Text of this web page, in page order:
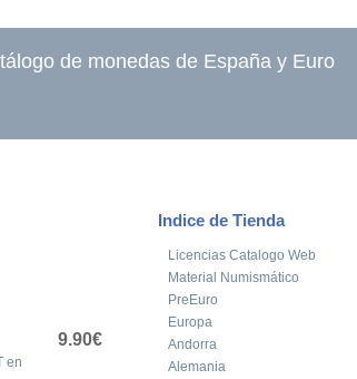
de monedas de España y Euro
9.90€
en
Indice de Tienda
Licencias Catalogo Web
Material Numismático
PreEuro
Europa
Andorra
Alemania